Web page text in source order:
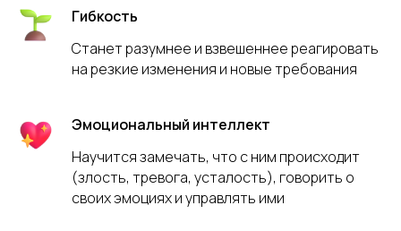
Гибкость
Станет разумнее и взвешеннее реагировать
на резкие изменения и новые требования
Эмоциональный интеллект
Научится замечать, что с ним происходит
(злость, тревога, усталость), говорить о
своих эмоциях и управлять ими